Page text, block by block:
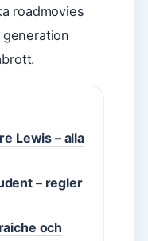
roadmovies
Lewis – alla
– regler
och